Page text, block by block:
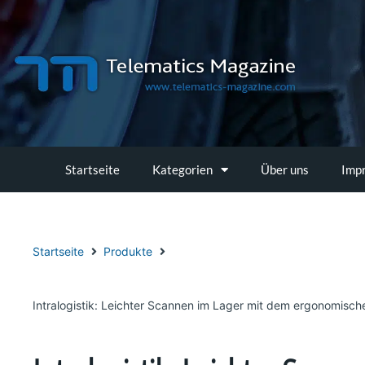
Zum
Inhalt
springen
Startseite Kategorien Über uns
Startseite Produkte
Intralogistik: Leichter Scannen im Lager mit dem